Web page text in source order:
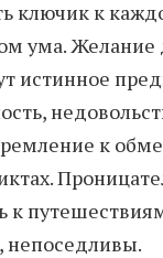
ключик к
ума. Желание
истинное
к
непоседливы.